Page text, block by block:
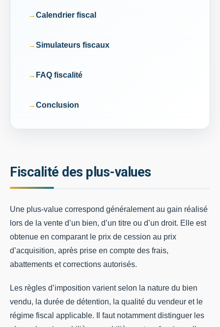
Calendrier fiscal
Simulateurs fiscaux
FAQ fiscalité
Conclusion
Fiscalité des plus-values
Une plus-value correspond généralement au gain réalisé
lors de la vente d’un bien, d’un titre ou d’un droit. Elle est
obtenue en comparant le prix de cession au prix
d’acquisition, après prise en compte des frais,
abattements et corrections autorisés.
Les règles d’imposition varient selon la nature du bien
vendu, la durée de détention, la qualité du vendeur et le
régime fiscal applicable. Il faut notamment distinguer les